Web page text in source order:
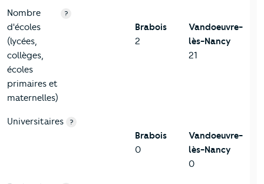
Nombre
d'écoles
(lycées,
collèges,
écoles
primaires et
maternelles)
?
Brabois
2
Vandoeuvre-
lès-Nancy
21
Universitaires ?
Brabois
0
Vandoeuvre-
lès-Nancy
0